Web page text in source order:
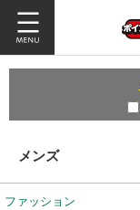
メンズ
ファッション